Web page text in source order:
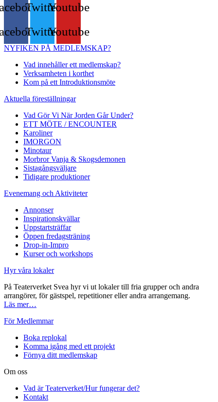
TwitterYoutube
TwitterYoutube
NYFIKEN PÅ MEDLEMSKAP?
Vad innehåller ett medlemskap?
Verksamheten i korthet
Kom på ett Introduktionsmöte
Aktuella föreställningar
Vad Gör Vi När Jorden Går Under?
ETT MÖTE / ENCOUNTER
Karoliner
IMORGON
Minotaur
Morbror Vanja & Skogsdemonen
Sistagångsväljare
Tidigare produktioner
Evenemang och Aktiviteter
Annonser
Inspirationskvällar
Uppstartsträffar
Öppen fredagsträning
Drop-in-Impro
Kurser och workshops
Hyr våra lokaler
På Teaterverket Svea hyr vi ut lokaler till fria grupper och andra
arrangörer, för gästspel, repetitioner eller andra arrangemang.
Läs mer…
För Medlemmar
Boka replokal
Komma igång med ett projekt
Förnya ditt medlemskap
Om oss
Vad är Teaterverket/Hur fungerar det?
Kontakt